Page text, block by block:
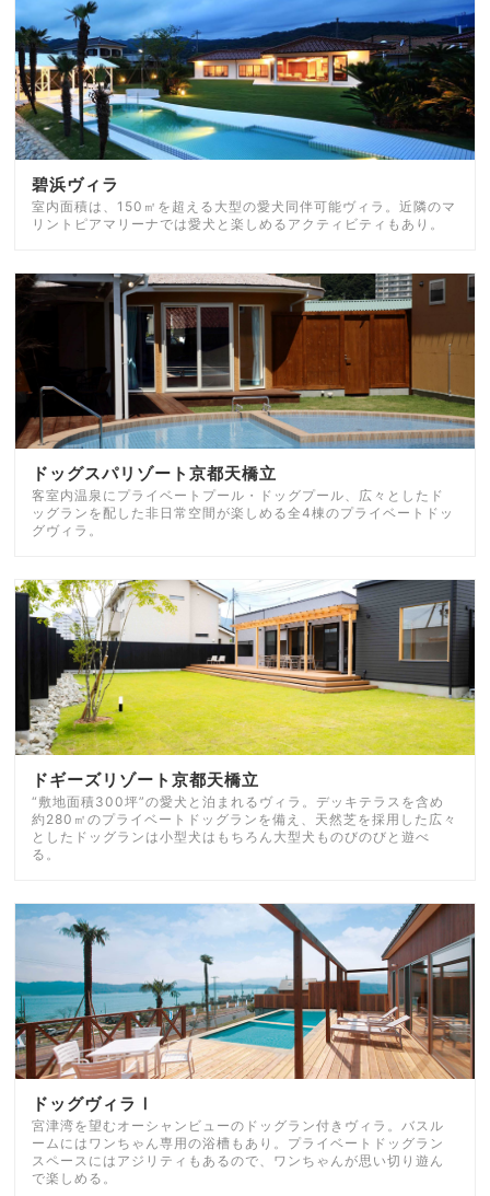
碧浜ヴィラ
室内面積は、150㎡を超える大型の愛犬同伴可能ヴィラ。近隣のマ
リントピアマリーナでは愛犬と楽しめるアクティビティもあり。
ドッグスパリゾート京都天橋立
客室内温泉にプライベートプール・ドッグプール、広々としたド
ッグランを配した非日常空間が楽しめる全4棟のプライベートドッ
グヴィラ。
ドギーズリゾート京都天橋立
“敷地面積300坪”の愛犬と泊まれるヴィラ。デッキテラスを含め
約280㎡のプライベートドッグランを備え、天然芝を採用した広々
としたドッグランは小型犬はもちろん大型犬ものびのびと遊べ
る。
ドッグヴィラⅠ
宮津湾を望むオーシャンビューのドッグラン付きヴィラ。バスル
ームにはワンちゃん専用の浴槽もあり。プライベートドッグラン
スペースにはアジリティもあるので、ワンちゃんが思い切り遊ん
で楽しめる。